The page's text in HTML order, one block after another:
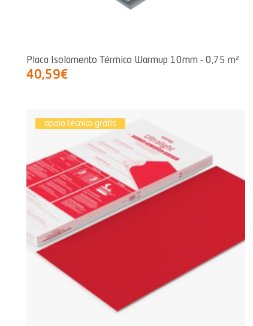
Placa Isolamento Térmico Warmup 10mm - 0,75 m²
40,59€
apoio técnico grátis